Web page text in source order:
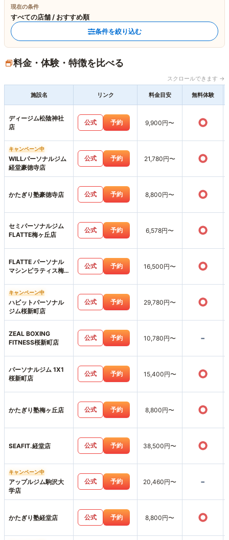
現在の条件
すべての店舗 / おすすめ順
条件を絞り込む
料金・体験・特徴を比べる
スクロールできます →
施設名 リンク 料金目安 無料体験
ディージム松陰神社
店
公式 予約 9,900円〜 ○
キャンペーン中
WILLパーソナルジム
経堂豪徳寺店
公式 予約 21,780円〜 ○
かたぎり塾豪徳寺店 公式 予約 8,800円〜 ○
セミパーソナルジム
FLATTE梅ヶ丘店
公式 予約 6,578円〜 ○
FLATTE パーソナル
マシンピラティス梅
公式 予約 16,500円〜 ○
キャンペーン中
ハビットパーソナル
ジム桜新町店
公式 予約 29,780円〜 ○
ZEAL BOXING
FITNESS桜新町店
公式 予約 10,780円〜 -
パーソナルジム 1X1
桜新町店
公式 予約 15,400円〜 ○
かたぎり塾梅ヶ丘店 公式 予約 8,800円〜 ○
SEAFIT.経堂店 公式 予約 38,500円〜 ○
キャンペーン中
アップルジム駒沢大
学店
公式 予約 20,460円〜 -
かたぎり塾経堂店 公式 予約 8,800円〜 ○